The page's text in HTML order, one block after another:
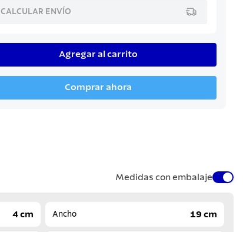
CALCULAR ENVÍO
Agregar al carrito
Comprar ahora
Medidas con embalaje
4 cm Ancho 19 cm